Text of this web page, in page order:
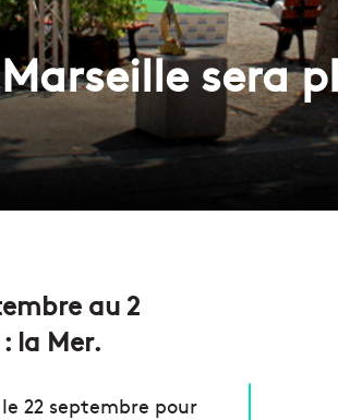
sera
au 2
la Mer.
22 septembre pour